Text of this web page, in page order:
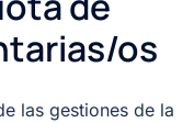
os
las gestiones de la